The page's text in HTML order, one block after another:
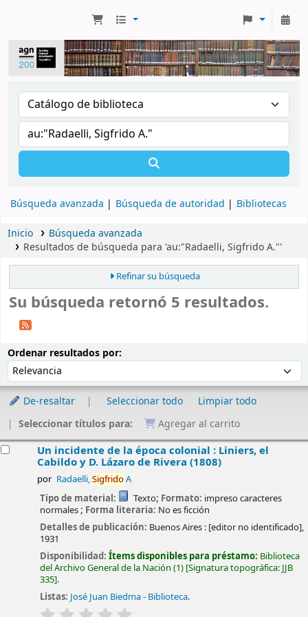
Búsqueda avanzada Búsqueda de autoridad Bibliotecas
Inicio
Búsqueda avanzada
Resultados de búsqueda para 'au:"Radaelli, Sigfrido A."'
Refinar su búsqueda
Su búsqueda retornó 5 resultados.
Ordenar resultados por:
De-resaltar Seleccionar todo
Limpiar todo
Seleccionar títulos para:
Agregar al carrito
Un incidente de la época colonial : Liniers, el
Cabildo y D. Lázaro de Rivera (1808)
por Radaelli,SigfridoA
Tipo de material: Texto; Formato: impreso caracteres
normales; Forma literaria: No es ficción
Detalles de publicación: Buenos Aires : [editor no identificado],
1931
Disponibilidad:Ítems disponibles para préstamo: Biblioteca
del Archivo General de la Nación (1) Signatura topográfica: JJB
335 .
Listas: José Juan Biedma - Biblioteca.
valoración